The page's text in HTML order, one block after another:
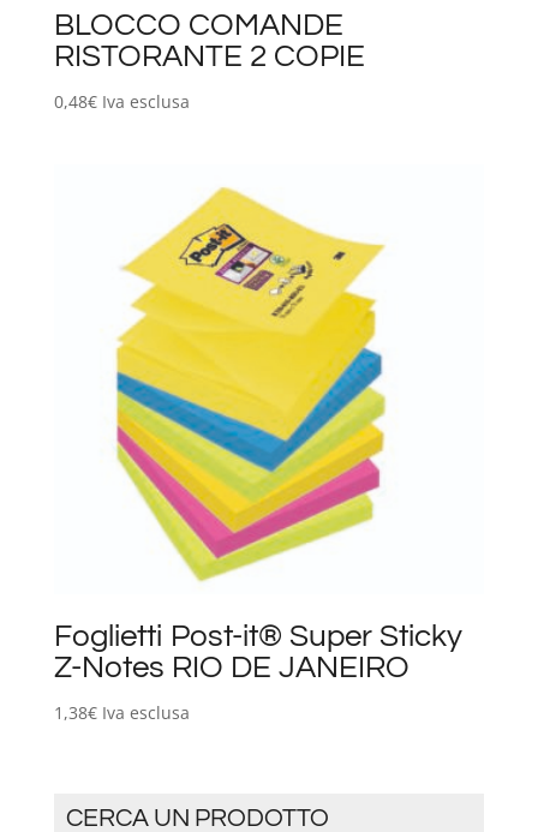
BLOCCO COMANDE
RISTORANTE 2 COPIE
0,48€ Iva esclusa
Foglietti Post-it® Super Sticky
Z-Notes RIO DE JANEIRO
1,38€ Iva esclusa
CERCA UN PRODOTTO